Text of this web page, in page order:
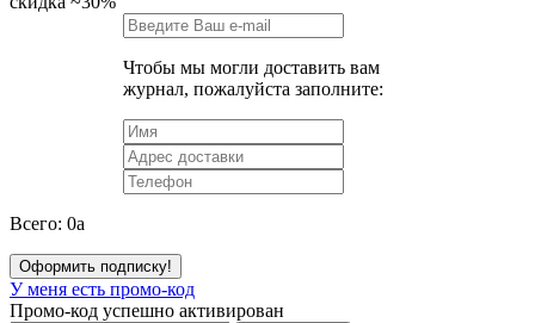
Чтобы мы могли доставить вам
журнал, пожалуйста заполните:
Всего: 0a
Оформить подписку!
У меня есть промо-код
Промо-код успешно активирован